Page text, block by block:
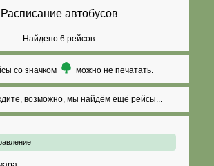
Расписание автобусов
Найдено 6 рейсов
со значком можно не печатать.
возможно, мы найдём ещё рейсы...